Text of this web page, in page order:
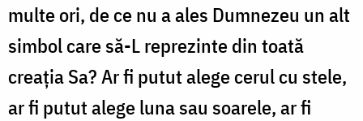
multe ori, de ce nu a ales Dumnezeu un alt
simbol care să-L reprezinte din toată
creația Sa? Ar fi putut alege cerul cu stele,
ar fi putut alege luna sau soarele, ar fi